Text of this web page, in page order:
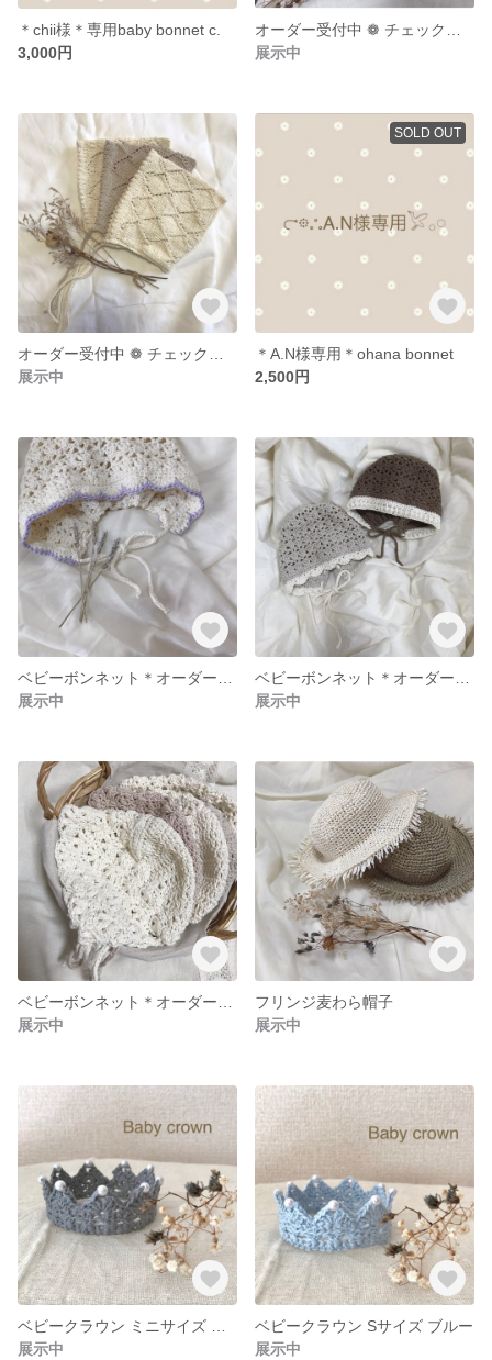
＊chii様＊専用baby bonnet c.
3,000円
展示中
展示中
SOLD OUT
＊A.N様専用＊ohana bonnet
2,500円
展示中
展示中
展示中
フリンジ麦わら帽子
展示中
展示中
ベビークラウン Sサイズ ブルー
展示中